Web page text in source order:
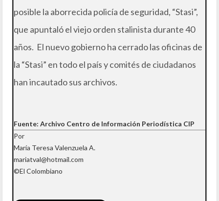
posible la aborrecida policía de seguridad, “Stasi”,
que apuntaló el viejo orden stalinista durante 40
años. El nuevo gobierno ha cerrado las oficinas de
la “Stasi” en todo el país y comités de ciudadanos
han incautado sus archivos.
Fuente: Archivo Centro de Información Periodística CIP
Por
María Teresa Valenzuela A.
mariatval@hotmail.com
©El Colombiano